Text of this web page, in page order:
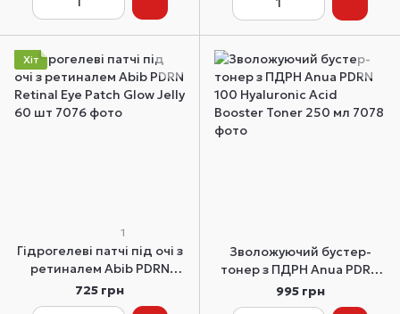
Хіт
1
Гідрогелеві патчі під очі з
ретиналем Abib PDRN
Retinal Eye Patch Glow Jelly
60 шт
725 грн
Зволожуючий бустер-
тонер з ПДРН Anua PDRN
100 Hyaluronic Acid
Booster Toner 250 мл
995 грн